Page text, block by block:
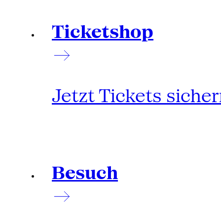
Ticketshop
Jetzt Tickets
Besuch